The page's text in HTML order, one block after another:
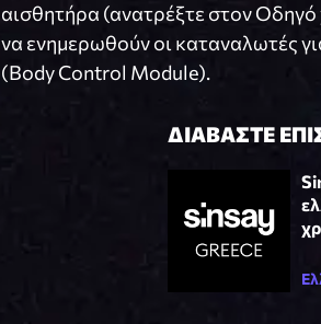
αισθητήρα (ανατρέξτε στον
να ενημερωθούν οι καταναλωτές
(Body Control Module).
ΔΙΑΒΑΣΤΕ